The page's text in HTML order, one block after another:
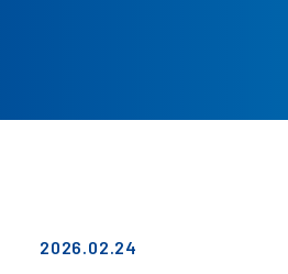
2026.02.24